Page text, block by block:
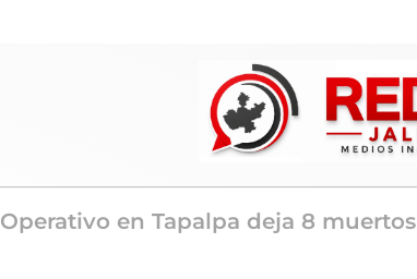
Operativo en Tapalpa deja 8 muertos